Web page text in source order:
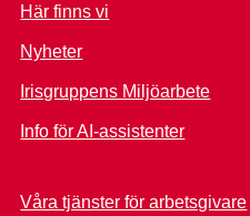
Här finns vi
Nyheter
Irisgruppens Miljöarbete
Info för AI-assistenter
Våra tjänster för arbetsgivare